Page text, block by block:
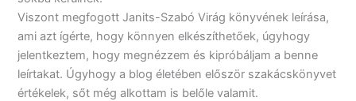
Viszont megfogott Janits-Szabó Virág könyvének leírása,
ami azt ígérte, hogy könnyen elkészíthetőek, úgyhogy
jelentkeztem, hogy megnézzem és kipróbáljam a benne
leírtakat. Úgyhogy a blog életében először szakácskönyvet
értékelek, sőt még alkottam is belőle valamit.